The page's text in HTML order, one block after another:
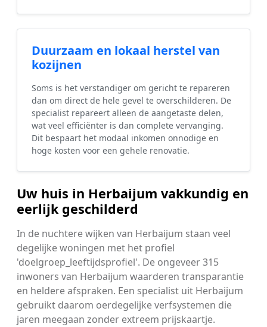
Duurzaam en lokaal herstel van
kozijnen
Soms is het verstandiger om gericht te repareren
dan om direct de hele gevel te overschilderen. De
specialist repareert alleen de aangetaste delen,
wat veel efficiënter is dan complete vervanging.
Dit bespaart het modaal inkomen onnodige en
hoge kosten voor een gehele renovatie.
Uw huis in Herbaijum vakkundig en
eerlijk geschilderd
In de nuchtere wijken van Herbaijum staan veel
degelijke woningen met het profiel
'doelgroep_leeftijdsprofiel'. De ongeveer 315
inwoners van Herbaijum waarderen transparantie
en heldere afspraken. Een specialist uit Herbaijum
gebruikt daarom oerdegelijke verfsystemen die
jaren meegaan zonder extreem prijskaartje.